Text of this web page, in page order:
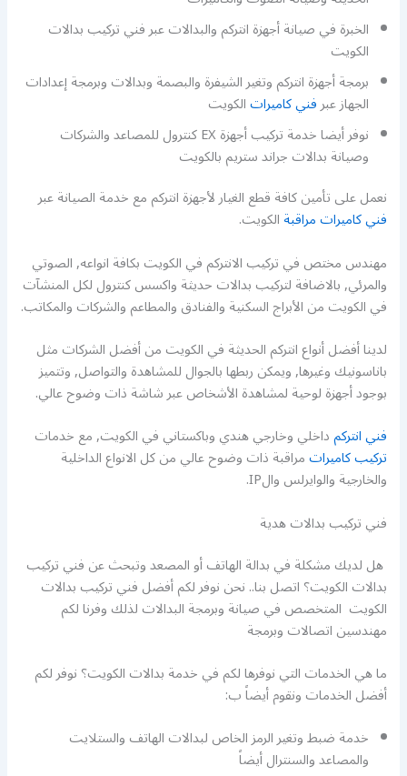
الخبرة في صيانة أجهزة انتركم والبدالات عبر فني تركيب بدالات
الكويت
برمجة أجهزة انتركم وتغير الشيفرة والبصمة وبدالات وبرمجة إعدادات
الجهاز عبرفني كاميراتالكويت
نوفر أيضا خدمة تركيب أجهزة EX كنترول للمصاعد والشركات
وصيانة بدالات جراند ستريم بالكويت
نعمل على تأمين كافة قطع الغيار لأجهزة انتركم مع خدمة الصيانة عبر
فني كاميرات مراقبةالكويت.
مهندس مختص في تركيب الانتركم في الكويت بكافة انواعه, الصوتي
والمرئي, بالاضافة لتركيب بدالات حديثة واكسس كنترول لكل المنشآت
في الكويت من الأبراج السكنية والفنادق والمطاعم والشركات والمكاتب.
لدينا أفضل أنواع انتركم الحديثة في الكويت من أفضل الشركات مثل
باناسونيك وغيرها, ويمكن ربطها بالجوال للمشاهدة والتواصل, وتتميز
بوجود أجهزة لوحية لمشاهدة الأشخاص عبر شاشة ذات وضوح عالي.
فني انتركمداخلي وخارجي هندي وباكستاني في الكويت, مع خدمات
تركيب كاميراتمراقبة ذات وضوح عالي من كل الانواع الداخلية
والخارجية والوايرلس والIP.
فني تركيب بدالات هدية
هل لديك مشكلة في بدالة الهاتف أو المصعد وتبحث عن فني تركيب
بدالات الكويت؟ اتصل بنا.. نحن نوفر لكم أفضل فني تركيب بدالات
الكويت المتخصص في صيانة وبرمجة البدالات لذلك وفرنا لكم
مهندسين اتصالات وبرمجة
ما هي الخدمات التي نوفرها لكم في خدمة بدالات الكويت؟ نوفر لكم
أفضل الخدمات ونقوم أيضاً ب:
خدمة ضبط وتغير الرمز الخاص لبدالات الهاتف والستلايت
والمصاعد والسنترال أيضاً